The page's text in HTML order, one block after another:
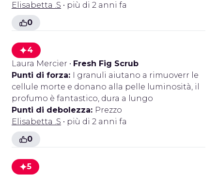
Elisabetta .S • più di 2 anni fa
0
4
Laura Mercier • Fresh Fig Scrub
Punti di forza: I granuli aiutano a rimuoverr le
cellule morte e donano alla pelle luminosità, il
profumo è fantastico, dura a lungo
Punti di debolezza: Prezzo
Elisabetta .S • più di 2 anni fa
0
5